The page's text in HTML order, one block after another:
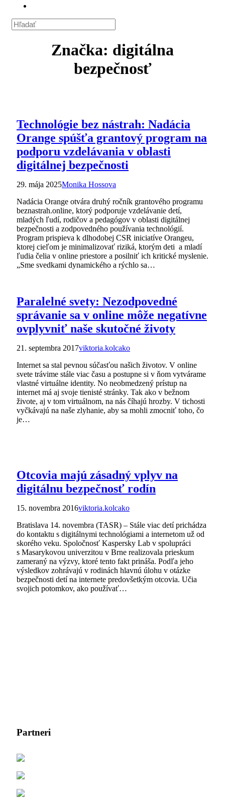
Značka: digitálna
bezpečnosť
Technológie bez nástrah: Nadácia
Orange spúšťa grantový program na
podporu vzdelávania v oblasti
digitálnej bezpečnosti
29. mája 2025Monika Hossova
Nadácia Orange otvára druhý ročník grantového programu
beznastrah.online, ktorý podporuje vzdelávanie detí,
mladých ľudí, rodičov a pedagógov v oblasti digitálnej
bezpečnosti a zodpovedného používania technológií.
Program prispieva k dlhodobej CSR iniciatíve Orangeu,
ktorej cieľom je minimalizovať riziká, ktorým deti a mladí
ľudia čelia v online priestore a posilniť ich kritické myslenie.
„Sme svedkami dynamického a rýchlo sa…
Paralelné svety: Nezodpovedné
správanie sa v online môže negatívne
ovplyvniť naše skutočné životy
21. septembra 2017viktoria.kolcako
Internet sa stal pevnou súčasťou našich životov. V online
svete trávime stále viac času a postupne si v ňom vytvárame
vlastné virtuálne identity. No neobmedzený prístup na
internet má aj svoje tienisté stránky. Tak ako v bežnom
živote, aj v tom virtuálnom, na nás číhajú hrozby. V tichosti
vyčkávajú na naše zlyhanie, aby sa mohli zmocniť toho, čo
je…
Otcovia majú zásadný vplyv na
digitálnu bezpečnosť rodín
15. novembra 2016viktoria.kolcako
Bratislava 14. novembra (TASR) – Stále viac detí prichádza
do kontaktu s digitálnymi technológiami a internetom už od
skorého veku. Spoločnosť Kaspersky Lab v spolupráci
s Masarykovou univerzitou v Brne realizovala prieskum
zameraný na výzvy, ktoré tento fakt prináša. Podľa jeho
výsledkov zohrávajú v rodinách hlavnú úlohu v otázke
bezpečnosti detí na internete predovšetkým otcovia. Učia
svojich potomkov, ako používať…
Partneri